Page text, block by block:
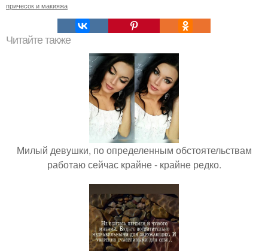
причесок и макияжа
Читайте также
Милый девушки, по определенным обстоятельствам
работаю сейчас крайне - крайне редко.